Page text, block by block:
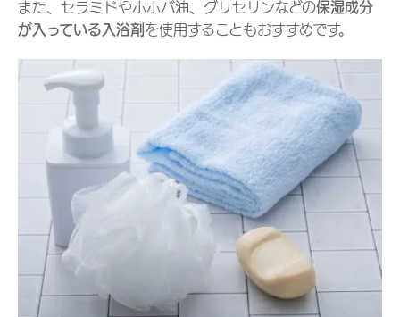
また、セラミドやホホバ油、グリセリンなどの保湿成分
が入っている入浴剤 を使用することもおすすめです。